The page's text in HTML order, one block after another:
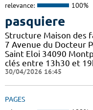
relevance: 100%
pasquiere
Structure Maison des
7 Avenue du Docteur
Saint Eloi 34090
clés entre 13h30 et
30/04/2026 16:45
PAGES